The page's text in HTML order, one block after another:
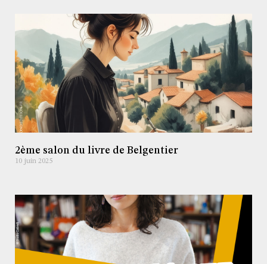
2ème salon du livre de Belgentier
10 juin 2025